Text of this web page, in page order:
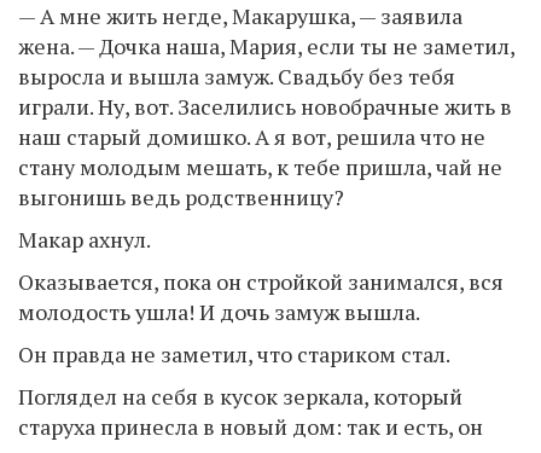
— А мне жить негде, Макарушка, — заявила
жена. — Дочка наша, Мария, если ты не заметил,
выросла и вышла замуж. Свадьбу без тебя
играли. Ну, вот. Заселились новобрачные жить в
наш старый домишко. А я вот, решила что не
стану молодым мешать, к тебе пришла, чай не
выгонишь ведь родственницу?
Макар ахнул.
Оказывается, пока он стройкой занимался, вся
молодость ушла! И дочь замуж вышла.
Он правда не заметил, что стариком стал.
Поглядел на себя в кусок зеркала, который
старуха принесла в новый дом: так и есть, он